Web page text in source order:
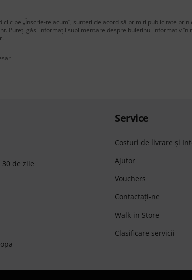
clic pe „Înscrie-te acum”, sunteți de acord să primiți publicitate
Puteți găsi informații suplimentare despre buletinul informativ în
.
de zile
Service
Costuri de livrare şi
Ajutor
Vouchers
Contactaţi-ne
Walk-in Store
Clasificare servicii